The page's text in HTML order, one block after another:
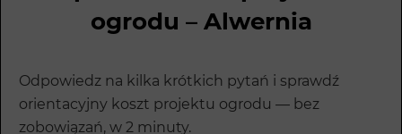
ogrodu – Alwernia
Odpowiedz na kilka krótkich pytań i sprawdź
orientacyjny koszt projektu ogrodu — bez
zobowiązań, w 2 minuty.